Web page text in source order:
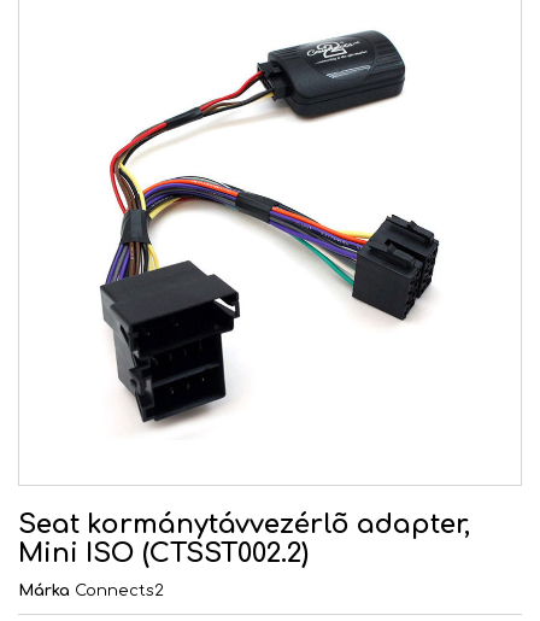
Seat kormánytávvezérlõ adapter,
Mini ISO (CTSST002.2)
Márka Connects2